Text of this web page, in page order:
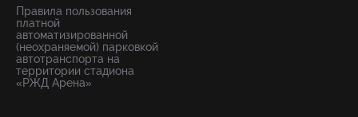
Правила пользования
платной
автоматизированной
(неохраняемой) парковкой
автотранспорта на
территории стадиона
«РЖД Арена»